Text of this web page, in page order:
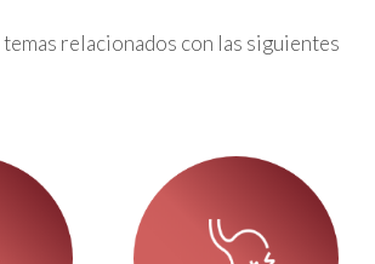
relacionados con las siguientes